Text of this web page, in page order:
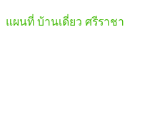
แผนที่ บ้านเดี่ยว ศรีราชา